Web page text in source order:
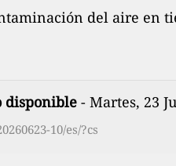
del aire en
disponible - Martes, 23
10/es/?cs